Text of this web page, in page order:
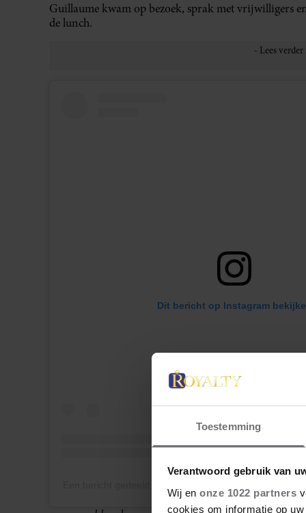
Toestemming
Verantwoord gebruik van
Wij en onze 1022 partners
cookies om informatie op
Guillaume kwam op bezoek, sprak met vrijwilligers
de lunch.
Dit bericht op Instagram